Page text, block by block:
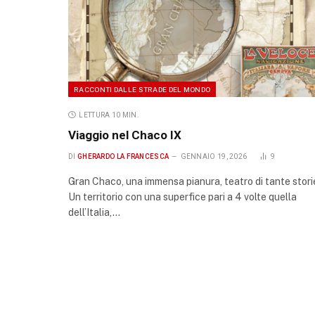
RACCONTI DALLE STRADE DEL MONDO
LETTURA 10 MIN.
Viaggio nel Chaco IX
DI GHERARDO LA FRANCESCA GENNAIO 19, 2026 9
Gran Chaco, una immensa pianura, teatro di tante
Un territorio con una superfice pari a 4 volte quella
dell’Italia,…